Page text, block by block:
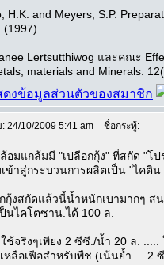
H.K. and Meyers, S.P.
Lertsutthiwog และคณะ
materials and Minerals.
24/10/2009 5:41 am ชื่อกระทู้:
อมแกล้มมี "เปลือกกุ้ง" ที่สกัด "โ
ข้าสู่กระบวนการผลิตเป็น "ไคติ
กุ้งสกัดแล้วนี้น้ำหนักเบามากๆ ส
นไคโตซาน.ได้ 100 ล.
ช้จริงๆเพียง 2 ซีซี./น้ำ 20 ล.
หลือเฟือสำหรับพืช (เน้นย้ำ.... 2